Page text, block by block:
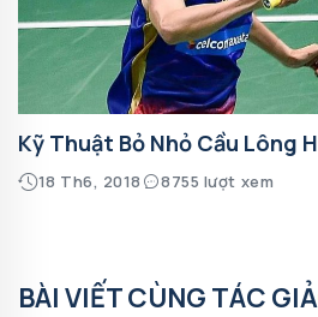
Kỹ Thuật Bỏ Nhỏ Cầu Lông
18 Th6, 2018 8755 lượt xem
BÀI VIẾT CÙNG TÁC GIẢ